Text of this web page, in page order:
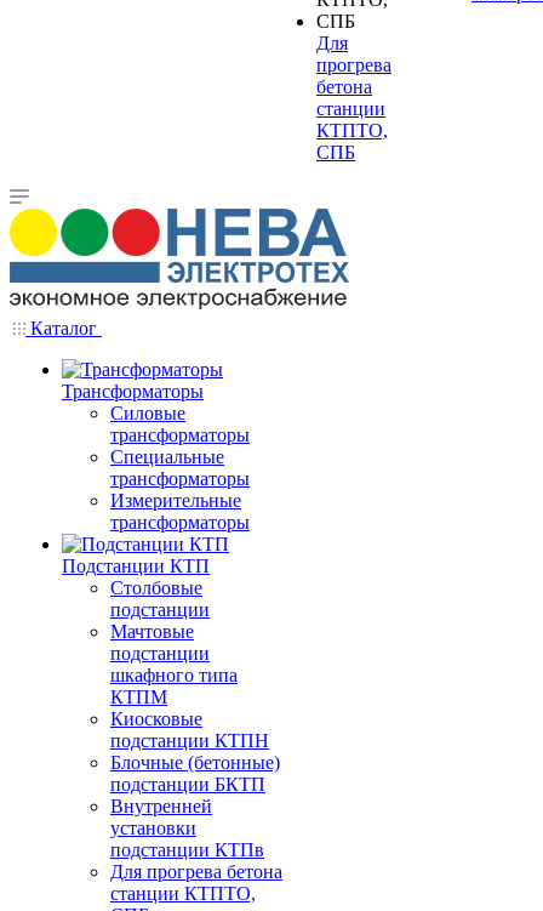
Для
прогрева
бетона
станции
КТПТО,
СПБ
Каталог
Трансформаторы
Силовые
трансформаторы
Специальные
трансформаторы
Измерительные
трансформаторы
Подстанции КТП
Столбовые
подстанции
Мачтовые
подстанции
шкафного типа
КТПМ
Киосковые
подстанции КТПН
Блочные (бетонные)
подстанции БКТП
Внутренней
установки
подстанции КТПв
Для прогрева бетона
станции КТПТО,